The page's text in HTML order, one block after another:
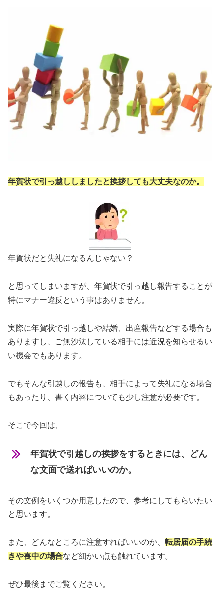
年賀状で引っ越ししましたと挨拶しても大丈夫なのか。
年賀状だと失礼になるんじゃない？
と思ってしまいますが、年賀状で引っ越し報告することが
特にマナー違反という事はありません。
実際に年賀状で引っ越しや結婚、出産報告などする場合も
ありますし、ご無沙汰している相手には近況を知らせるい
い機会でもあります。
でもそんな引越しの報告も、相手によって失礼になる場合
もあったり、書く内容についても少し注意が必要です。
そこで今回は、
年賀状で引越しの挨拶をするときには、どん
な文面で送ればいいのか。
その文例をいくつか用意したので、参考にしてもらいたい
と思います。
また、どんなところに注意すればいいのか、 転居届の手続
きや喪中の場合など細かい点も触れています。
ぜひ最後までご覧ください。